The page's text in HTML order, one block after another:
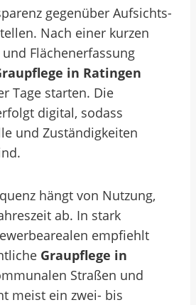
gegenüber Aufsichts-
Nach einer kurzen
Flächenerfassung
in Ratingen
Tage starten. Die
digital, sodass
und Zuständigkeiten
hängt von Nutzung,
ab. In stark
empfiehlt
Graupflege in
Straßen und
meist ein zwei- bis